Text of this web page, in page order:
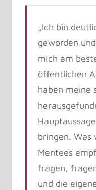
„Ich bin
geworden
mich am
öffentlichen
haben meine
bringen. Was
Mentees
fragen,
und die